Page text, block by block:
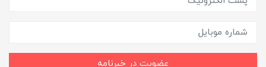
عضویت در خبرنامه